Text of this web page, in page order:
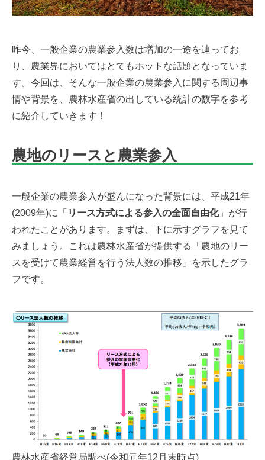
昨今、一般企業の農業参入数は増加の一途を辿ってお
り、農業界においてはとてもホットな話題となっていま
す。今回は、そんな一般企業の農業参入に関する周辺事
情や背景を、農林水産省の出している統計の数字を参考
に紹介していきます！
農地のリースと農業参入
一般企業の農業参入が盛んになった背景には、平成21年
(2009年)に「 リース方式による参入の全面自由化」が行
われたことがあります。まずは、下に示すグラフを見て
みましょう。これは農林水産省が提供する「農地のリー
スを受けて農業経営を行う法人数の推移」を示したグラ
フです。
農林水産省経営局調べ(令和元年12月末時点)